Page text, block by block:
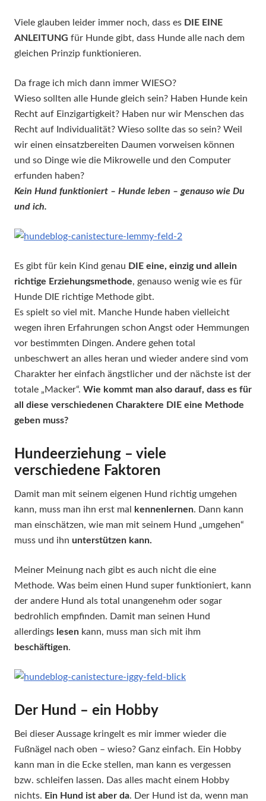
Viele glauben leider immer noch, dass es DIE EINE
ANLEITUNG für Hunde gibt, dass Hunde alle nach dem
gleichen Prinzip funktionieren.
Da frage ich mich dann immer WIESO?
Wieso sollten alle Hunde gleich sein? Haben Hunde kein
Recht auf Einzigartigkeit? Haben nur wir Menschen das
Recht auf Individualität? Wieso sollte das so sein? Weil
wir einen einsatzbereiten Daumen vorweisen können
und so Dinge wie die Mikrowelle und den Computer
erfunden haben?
Kein Hund funktioniert – Hunde leben – genauso wie Du
und ich.
Es gibt für kein Kind genau DIE eine, einzig und allein
richtige Erziehungsmethode, genauso wenig wie es für
Hunde DIE richtige Methode gibt.
Es spielt so viel mit. Manche Hunde haben vielleicht
wegen ihren Erfahrungen schon Angst oder Hemmungen
vor bestimmten Dingen. Andere gehen total
unbeschwert an alles heran und wieder andere sind vom
Charakter her einfach ängstlicher und der nächste ist der
totale „Macker“. Wie kommt man also darauf, dass es für
all diese verschiedenen Charaktere DIE eine Methode
geben muss?
Hundeerziehung – viele
verschiedene Faktoren
Damit man mit seinem eigenen Hund richtig umgehen
kann, muss man ihn erst mal
kennenlernen. Dann kann
man einschätzen, wie man mit seinem Hund „umgehen“
muss und ihn unterstützen kann.
Meiner Meinung nach gibt es auch nicht die eine
Methode. Was beim einen Hund super funktioniert, kann
der andere Hund als total unangenehm oder sogar
bedrohlich empfinden. Damit man seinen Hund
allerdings lesen kann, muss man sich mit ihm
beschäftigen.
Der Hund – ein Hobby
Bei dieser Aussage kringelt es mir immer wieder die
Fußnägel nach oben – wieso? Ganz einfach. Ein Hobby
kann man in die Ecke stellen, man kann es vergessen
bzw. schleifen lassen. Das alles macht einem Hobby
nichts. Ein Hund ist aber da. Der Hund ist da, wenn man